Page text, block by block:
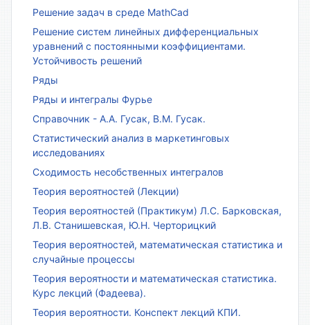
Решение задач в среде MathCad
Решение систем линейных дифференциальных
уравнений с постоянными коэффициентами.
Устойчивость решений
Ряды
Ряды и интегралы Фурье
Справочник - А.А. Гусак, В.М. Гусак.
Статистический анализ в маркетинговых
исследованиях
Сходимость несобственных интегралов
Теория вероятностей (Лекции)
Теория вероятностей (Практикум) Л.С. Барковская,
Л.В. Станишевская, Ю.Н. Черторицкий
Теория вероятностей, математическая статистика и
случайные процессы
Теория вероятности и математическая статистика.
Курс лекций (Фадеева).
Теория вероятности. Конспект лекций КПИ.